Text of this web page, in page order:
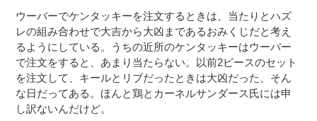
ウーバーでケンタッキーを注文するときは、当たりとハズ
レの組み合わせで大吉から大凶まであるおみくじだと考え
るようにしている。うちの近所のケンタッキーはウーバー
で注文をすると、あまり当たらない。以前2ピースのセット
を注文して、キールとリブだったときは大凶だった、そん
な日だってある。ほんと鶏とカーネルサンダース氏には申
し訳ないんだけど。